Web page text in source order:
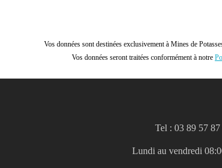
Vos données sont destinées exclusivement à Mines de
Vos données seront traitées conformément à notre
Tel : 03 89 57 87
Lundi au vendredi